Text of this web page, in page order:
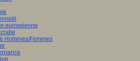
européenne
Hommes/Femmes